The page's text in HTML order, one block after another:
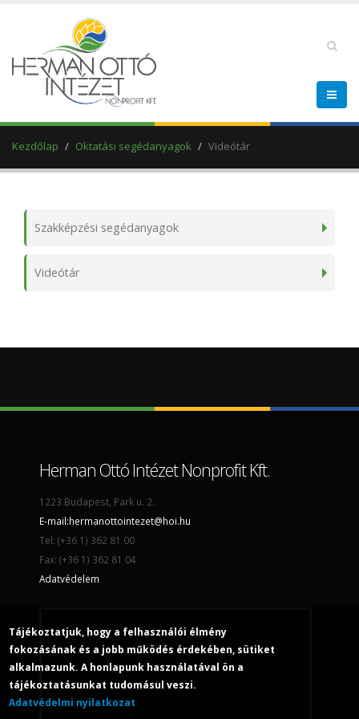
Kezdőlap Oktatási segédanyagok Videótár
Szakképzési segédanyagok
Videótár
Herman Ottó Intézet Nonprofit Kft.
1223 Budapest, Park u. 2.
E-mail:hermanottointezet@hoi.hu
Tel: (+36 1) 362 81 00
Fax: (+36 1) 362 81 04
Adatvédelem
Tájékoztatjuk, hogy a felhasználói élmény
fokozásának és a jobb működés érdekében, sütiket
alkalmazunk. A honlapunk használatával ön a
tájékoztatásunkat tudomásul veszi.
Adatvédelmi nyilatkozat